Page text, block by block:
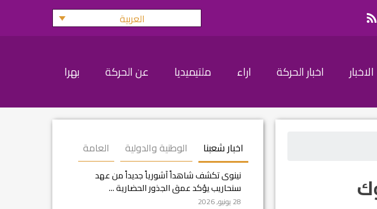
العربية
الاخبار اخبار الحركة اراء ملتيميديا عن الحركة بهرا
اخبار شعبنا الوطنية والدولية العامة
نينوى تكشف شاهداً آشورياً جديداً من عهد
سنحاريب يؤكد عمق الجذور الحضارية ...
28 يونيو, 2026